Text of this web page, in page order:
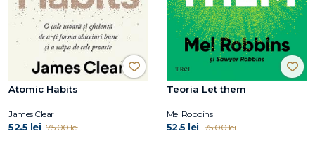
Atomic Habits
James Clear
52.5 lei 75.00 lei
Teoria Let them
Mel Robbins
52.5 lei 75.00 lei